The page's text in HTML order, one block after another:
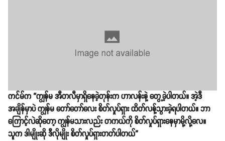
ကင်မ်က “ကျွန်မ အီတလီမှာရှိနေခဲ့တုန်းက ဟာလန်းနဲ့ တွေ့ခဲ့ပါတယ်။ အဲ့ဒီ
အချိန်မှာပဲ ကျွန်မ တော်တော်လေး စိတ်လှုပ်ရှား ထိတ်လန့်သွားခဲ့ရပါတယ်။ ဘာ
ကြောင့်လဲဆိုတော့ ကျွန်မသားလည်း တကယ်ကို စိတ်လှုပ်ရှားနေမှာမို့လို့လေ။
သူက ဒါမျိုးဆို ဒီလိုမျိုး စိတ်လှုပ်ရှားတတ်ပါတယ်”